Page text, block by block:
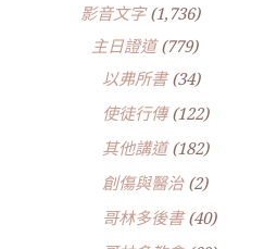
影音文字(1,736)
主日證道(779)
以弗所書(34)
使徒行傳(122)
其他講道(182)
創傷與醫治(2)
哥林多後書(40)